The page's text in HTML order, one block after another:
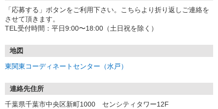
「応募する」ボタンをご利用下さい。こちらより折り返しご連絡を
させて頂きます。
TEL受付時間：平日9:00〜18:00（土日祝を除く）
地図
東関東コーディネートセンター（水戸）
連絡先住所
千葉県千葉市中央区新町1000 センシティタワー12F